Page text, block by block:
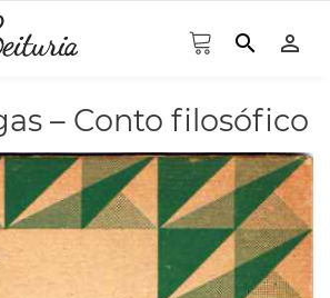
search person_outline
– Conto filosófico